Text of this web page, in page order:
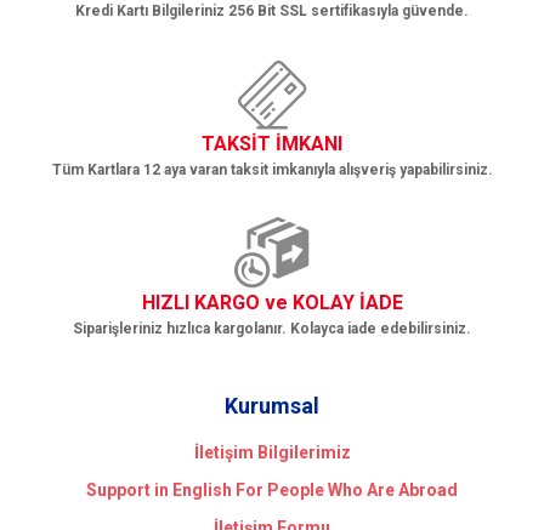
Kredi Kartı Bilgileriniz 256 Bit SSL sertifikasıyla güvende.
TAKSİT İMKANI
Tüm Kartlara 12 aya varan taksit imkanıyla alışveriş yapabilirsiniz.
HIZLI KARGO ve KOLAY İADE
Siparişleriniz hızlıca kargolanır. Kolayca iade edebilirsiniz.
Kurumsal
İletişim Bilgilerimiz
Support in English For People Who Are Abroad